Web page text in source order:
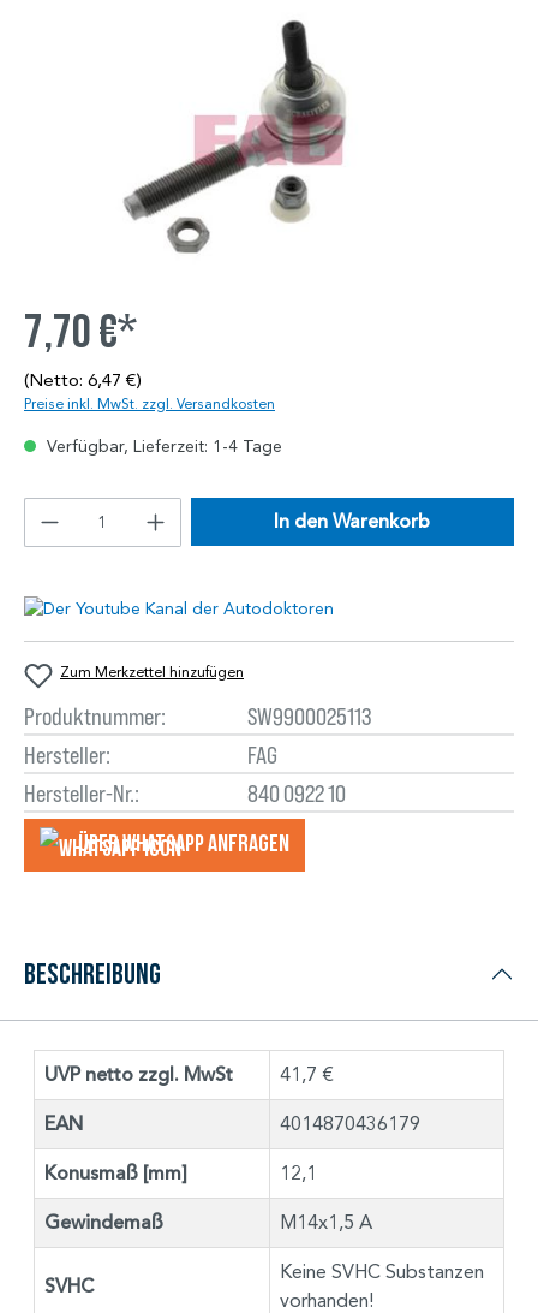
7,70 €*
(Netto: 6,47 €)
Preise inkl. MwSt. zzgl. Versandkosten
Verfügbar, Lieferzeit: 1-4 Tage
In den Warenkorb
Zum Merkzettel hinzufügen
Produktnummer:
SW9900025113
Hersteller:
FAG
Hersteller-Nr.:
840 0922 10
Über WhatsApp anfragеn
Beschreibung
UVP netto zzgl. MwSt 41,7 €
EAN 4014870436179
Konusmaß [mm] 12,1
Gewindemaß M14x1,5 A
SVHC
Keine SVHC Substanzen
vorhanden!